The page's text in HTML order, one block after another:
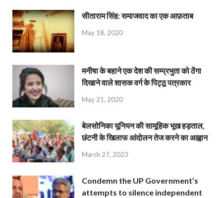
सीताराम सिंह: समाजवाद का एक आफ़ताब
May 18, 2020
मनीषा के बहाने एक देश की सम्प्रभुता को ठेंगा
दिखाने वाले शासक वर्ग के पिट्ठू पत्रकार
May 21, 2020
बेलसोनिका यूनियन की सामूहिक भूख हड़ताल,
छंटनी के खिलाफ आंदोलन तेज करने का आह्वान
March 27, 2023
Condemn the UP Government’s
attempts to silence independent